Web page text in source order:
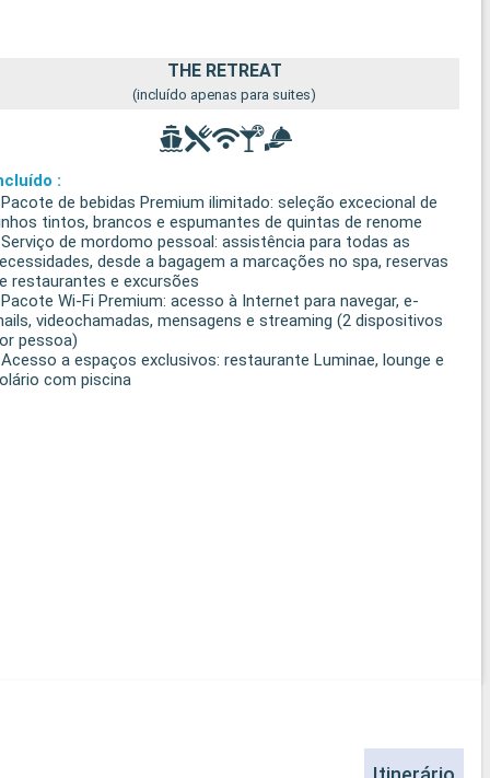
THE RETREAT
(incluído apenas para suites)
:
de bebidas Premium ilimitado: seleção excecional de
tintos, brancos e espumantes de quintas de renome
de mordomo pessoal: assistência para todas as
desde a bagagem a marcações no spa, reservas
restaurantes e excursões
Wi-Fi Premium: acesso à Internet para navegar, e-
videochamadas, mensagens e streaming (2 dispositivos
pessoa)
a espaços exclusivos: restaurante Luminae, lounge e
com piscina